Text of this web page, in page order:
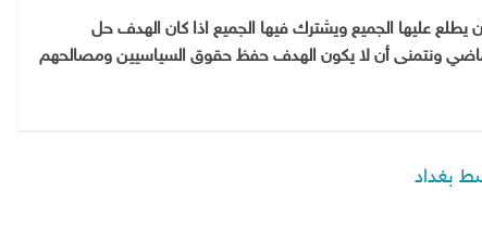
يطلع عليها الجميع ويشترك فيها الجميع اذا كان الهدف حل
ونتمنى أن لا يكون الهدف حفظ حقوق السياسيين ومصالحهم
بغداد